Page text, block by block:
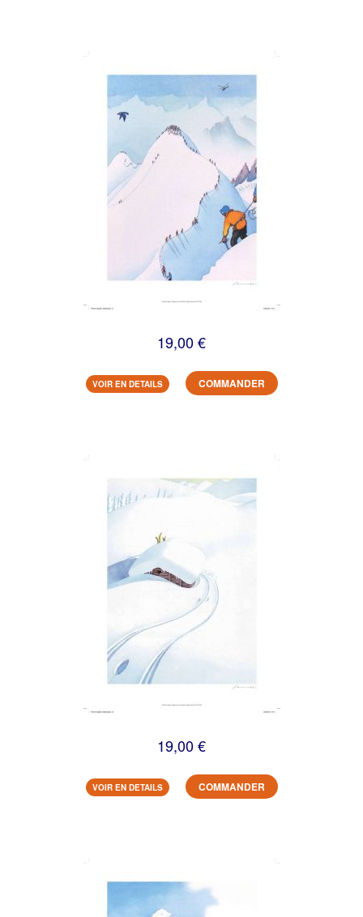
19,00 €
VOIR EN DETAILS COMMANDER
19,00 €
VOIR EN DETAILS COMMANDER